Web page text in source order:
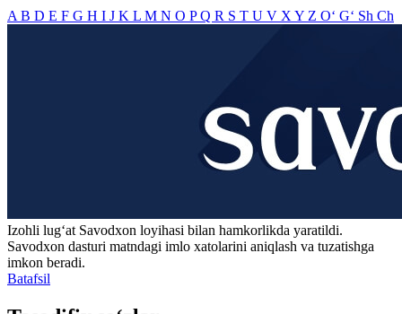
A B D E F G H I J K L M N O PQ R S T U V X Y Z O‘ G‘ Sh Ch
Izohli lugʻat Savodxon loyihasi bilan hamkorlikda yaratildi.
Savodxon dasturi matndagi imlo xatolarini aniqlash va tuzatishga
imkon beradi.
Batafsil